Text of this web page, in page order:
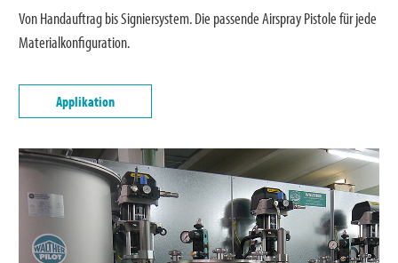
Von Handauftrag bis Signiersystem. Die passende Airspray Pistole für jede
Materialkonfiguration.
Applikation